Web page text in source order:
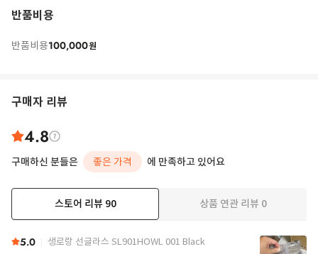
반품비용
반품비용100,000원
구매자 리뷰
4.8
구매하신 분들은 좋은 가격 에 만족하고 있어요
스토어 리뷰 90 상품 연관 리뷰 0
5.0 생로랑 선글라스 SL901HOWL 001 Black